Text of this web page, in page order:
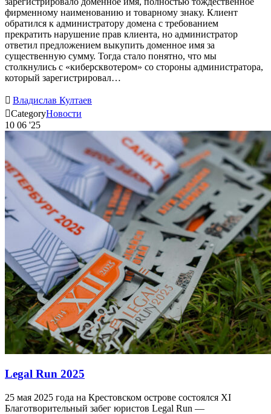
фирменному наименованию и товарному знаку. Клиент
обратился к администратору домена с требованием
прекратить нарушение прав клиента, но администратор
ответил предложением выкупить доменное имя за
существенную сумму. Тогда стало понятно, что мы
столкнулись с «киберсквотером» со стороны администратора,
который зарегистрировал…
 Владислав Култаев
CategoryНовости
10 06 '25
Legal Run 2025
25 мая 2025 года на Крестовском острове состоялся XI
Благотворительный забег юристов Legal Run —